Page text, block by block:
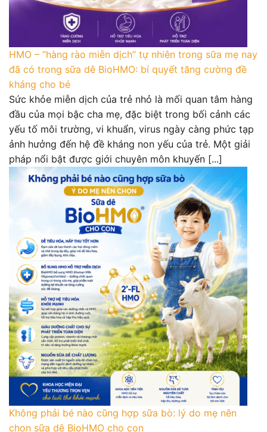
HMO – “hàng rào miễn dịch” tự nhiên trong sữa mẹ nay
đã có trong sữa dê BioHMO: bí quyết tăng cường đề
kháng cho bé
Sức khỏe miễn dịch của trẻ nhỏ là mối quan tâm hàng
đầu của mọi bậc cha mẹ, đặc biệt trong bối cảnh các
yếu tố môi trường, vi khuẩn, virus ngày càng phức tạp
ảnh hưởng đến hệ đề kháng non yếu của trẻ. Một giải
pháp nổi bật được giới chuyên môn khuyến [...]
Không phải bé nào cũng hợp sữa bò: lý do mẹ nên
chọn sữa dê BioHMO cho con